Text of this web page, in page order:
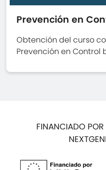
Prevención en
Obtención del curso
Prevención en Control
FINANCIADO POR